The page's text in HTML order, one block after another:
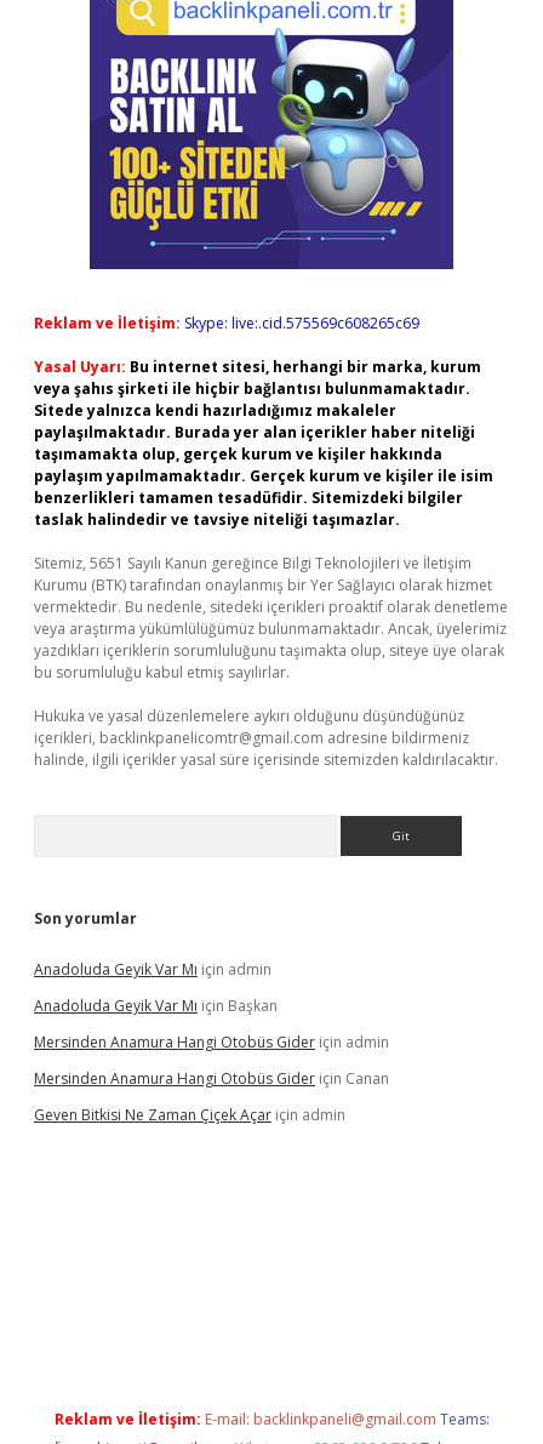
Reklam ve İletişim: Skype: live:.cid.575569c608265c69
Yasal Uyarı: Bu internet sitesi, herhangi bir marka, kurum
veya şahıs şirketi ile hiçbir bağlantısı bulunmamaktadır.
Sitede yalnızca kendi hazırladığımız makaleler
paylaşılmaktadır. Burada yer alan içerikler haber niteliği
taşımamakta olup, gerçek kurum ve kişiler hakkında
paylaşım yapılmamaktadır. Gerçek kurum ve kişiler ile isim
benzerlikleri tamamen tesadüfidir. Sitemizdeki bilgiler
taslak halindedir ve tavsiye niteliği taşımazlar.
Sitemiz, 5651 Sayılı Kanun gereğince Bilgi Teknolojileri ve İletişim
Kurumu (BTK) tarafından onaylanmış bir Yer Sağlayıcı olarak hizmet
vermektedir. Bu nedenle, sitedeki içerikleri proaktif olarak denetleme
veya araştırma yükümlülüğümüz bulunmamaktadır. Ancak, üyelerimiz
yazdıkları içeriklerin sorumluluğunu taşımakta olup, siteye üye olarak
bu sorumluluğu kabul etmiş sayılırlar.
Hukuka ve yasal düzenlemelere aykırı olduğunu düşündüğünüz
içerikleri, backlinkpanelicomtr@gmail.com adresine bildirmeniz
halinde, ilgili içerikler yasal süre içerisinde sitemizden kaldırılacaktır.
Son yorumlar
Anadoluda Geyik Var Mı için admin
Anadoluda Geyik Var Mı için Başkan
Mersinden Anamura Hangi Otobüs Gider için admin
Mersinden Anamura Hangi Otobüs Gider için Canan
Geven Bitkisi Ne Zaman Çiçek Açar için admin
Reklam ve İletişim: E-mail: backlinkpaneli@gmail.com Teams: